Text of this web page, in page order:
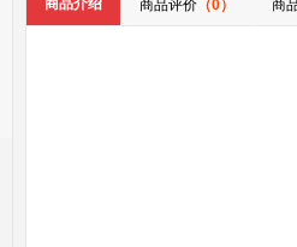
商品介绍 商品评价 （0） 商